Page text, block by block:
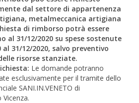
dal settore di appartenenza
metalmeccanica artigiana
di rimborso potrà essere
al 31/12/2020 su spese sostenute
al 31/12/2020, salvo preventivo
risorse stanziate.
Le domande potranno
esclusivamente per il tramite dello
SANI.IN.VENETO di